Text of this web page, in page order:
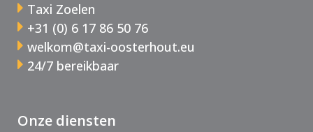
Taxi Zoelen
+31 (0) 6 17 86 50 76
welkom@taxi-oosterhout.eu
24/7 bereikbaar
Onze diensten